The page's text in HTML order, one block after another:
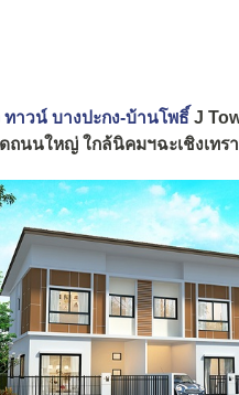
ทาวน์ บางปะกง-บ้านโพธิ์ J
ถนนใหญ่ ใกล้นิคมฯฉะเชิงเทร